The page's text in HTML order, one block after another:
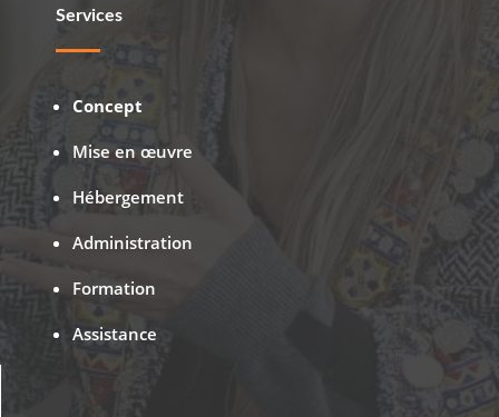
Services
Concept
Mise en œuvre
Hébergement
Administration
Formation
Assistance